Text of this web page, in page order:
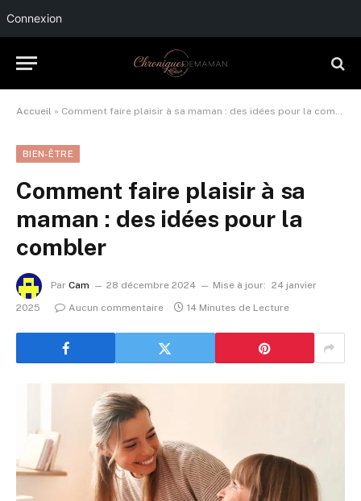
Connexion
Accueil » Comment faire plaisir à sa maman : des idées pour la combler
BIEN-ÊTRE
Comment faire plaisir à sa
maman : des idées pour la
combler
Par Cam 28 décembre 2024 Mise à jour: 24 janvier
2025
Aucun commentaire 14 Minutes de Lecture